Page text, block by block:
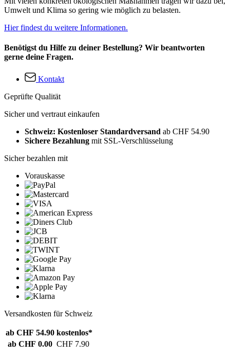
Umwelt und Klima so gering wie möglich zu belasten.
Hier findest du weitere Informationen.
Benötigst du Hilfe zu deiner Bestellung? Wir beantworten
gerne deine Fragen.
Kontakt
Geprüfte Qualität
Sicher und vertraut einkaufen
Schweiz: Kostenloser Standardversand ab CHF 54.90
Sichere Bezahlung mit SSL-Verschlüsselung
Sicher bezahlen mit
Vorauskasse
Versandkosten für Schweiz
ab CHF 54.90 kostenlos*
ab CHF 0.00 CHF 7.90